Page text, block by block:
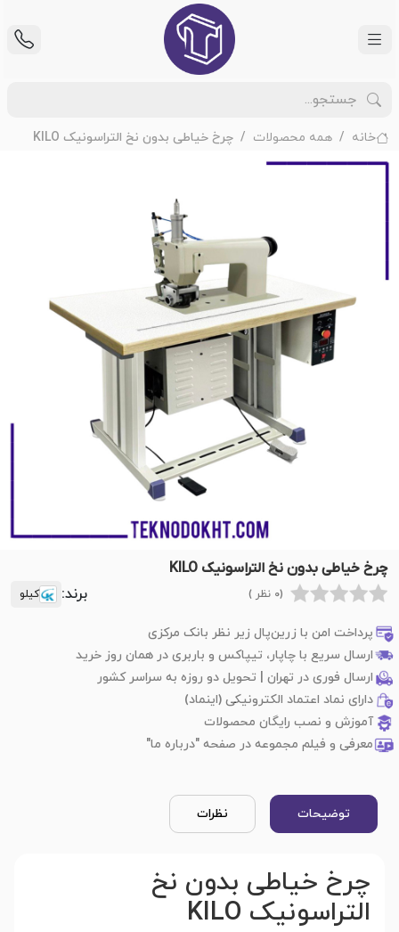
خانه همه محصولات چرخ خیاطی بدون نخ التراسونیک KILO
چرخ خیاطی بدون نخ التراسونیک KILO
(0 نظر ) برند: کیلو
پرداخت امن با زرین‌پال زیر نظر بانک مرکزی
ارسال سریع با چاپار، تیپاکس و باربری در همان روز خرید
ارسال فوری در تهران | تحویل دو روزه به سراسر کشور
دارای نماد اعتماد الکترونیکی (اینماد)
آموزش و نصب رایگان محصولات
معرفی و فیلم مجموعه در صفحه "درباره ما"
توضیحات نظرات
چرخ خیاطی بدون نخ
التراسونیک KILO